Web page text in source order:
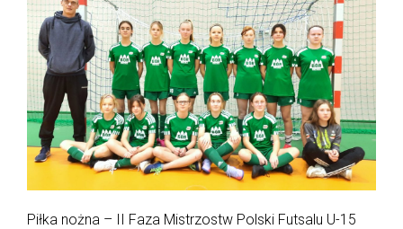
Piłka nożna – II Faza Mistrzostw Polski Futsalu U-15